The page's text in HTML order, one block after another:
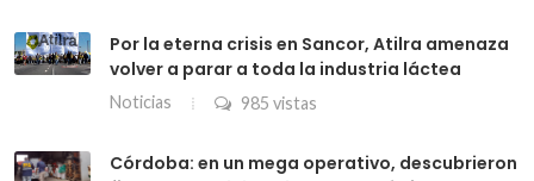
Por la eterna crisis en Sancor, Atilra amenaza
volver a parar a toda la industria láctea
Noticias 985 vistas
Córdoba: en un mega operativo, descubrieron